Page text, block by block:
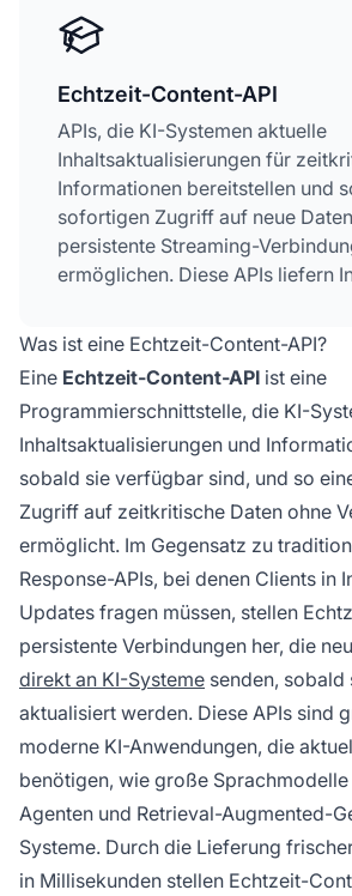
Echtzeit-Content-API
APIs, die KI-Systemen aktuelle
Inhaltsaktualisierungen für
Informationen bereitstellen und
sofortigen Zugriff auf neue
persistente Streaming-
ermöglichen. Diese APIs liefern
zu erfordern, sodass KI-Modelle
Entscheidungsfindung und
verfügen.
Was ist eine Echtzeit-Content-API?
Eine Echtzeit-Content-API ist eine
Programmierschnittstelle, die KI-
Inhaltsaktualisierungen und
sobald sie verfügbar sind, und so
Zugriff auf zeitkritische Daten ohne
ermöglicht. Im Gegensatz zu
Response-APIs, bei denen Clients in
Updates fragen müssen, stellen
persistente Verbindungen her, die
direkt an KI-Systeme senden,
aktualisiert werden. Diese APIs sind
moderne KI-Anwendungen, die
benötigen, wie große
Agenten und Retrieval-Augmented-
Systeme. Durch die Lieferung
in Millisekunden stellen Echtzeit-